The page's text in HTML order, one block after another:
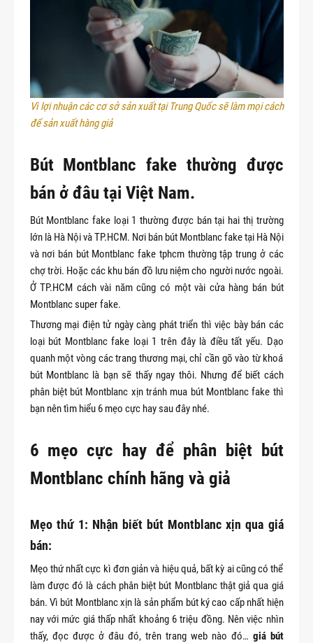
Vì lợi nhuận các cơ sở sản xuất tại Trung Quốc sẽ làm mọi cách
để sản xuất hàng giả
Bút Montblanc fake thường được
bán ở đâu tại Việt Nam.
Bút Montblanc fake loại 1 thường được bán tại hai thị trường
lớn là Hà Nội và TP.HCM. Nơi bán bút Montblanc fake tại Hà Nội
và nơi bán bút Montblanc fake tphcm thường tập trung ở các
chợ trời. Hoặc các khu bán đồ lưu niệm cho người nước ngoài.
Ở TP.HCM cách vài năm cũng có một vài cửa hàng bán bút
Montblanc super fake.
Thương mại điện tử ngày càng phát triển thì việc bày bán các
loại bút Montblanc fake loại 1 trên đây là điều tất yếu. Dạo
quanh một vòng các trang thương mại, chỉ cần gõ vào từ khoá
bút Montblanc là bạn sẽ thấy ngay thôi. Nhưng để biết cách
phân biệt bút Montblanc xịn tránh mua bút Montblanc fake thì
bạn nên tìm hiểu 6 mẹo cực hay sau đây nhé.
6 mẹo cực hay để phân biệt bút
Montblanc chính hãng và giả
Mẹo thứ 1: Nhận biết bút Montblanc xịn qua giá
bán:
Mẹo thứ nhất cực kì đơn giản và hiệu quả, bất kỳ ai cũng có thể
làm được đó là cách phân biệt bút Montblanc thật giả qua giá
bán. Vì bút Montblanc xịn là sản phẩm bút ký cao cấp nhất hiện
nay với mức giá thấp nhất khoảng 6 triệu đồng. Nên việc nhìn
thấy, đọc được ở đâu đó, trên trang web nào đó… giá bút